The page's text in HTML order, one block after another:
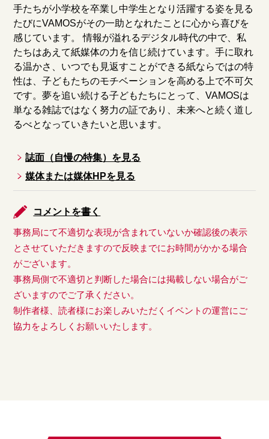
手たちが小学校を卒業し中学生となり活躍する姿を見る
たびにVAMOSがその一助となれたことに心から喜びを
感じています。 情報が溢れるデジタル時代の中で、私
たちはあえて紙媒体の力を信じ続けています。手に取れ
る温かさ、いつでも見返すことができる紙ならではの特
性は、子どもたちのモチベーションを高める上で不可欠
です。夢を追い続ける子どもたちにとって、VAMOSは
単なる雑誌ではなく努力の証であり、未来へと続く道し
るべとなっていきたいと思います。
誌面（自慢の特集）を見る
媒体または媒体HPを見る
コメントを書く
事務局にて不適切な表現が含まれていないか確認後の表示
とさせていただきますので反映までにお時間がかかる場合
がございます。
事務局側で不適切と判断した場合には掲載しない場合がご
ざいますのでご了承ください。
制作者様、読者様にお楽しみいただくイベントの運営にご
協力をよろしくお願いいたします。